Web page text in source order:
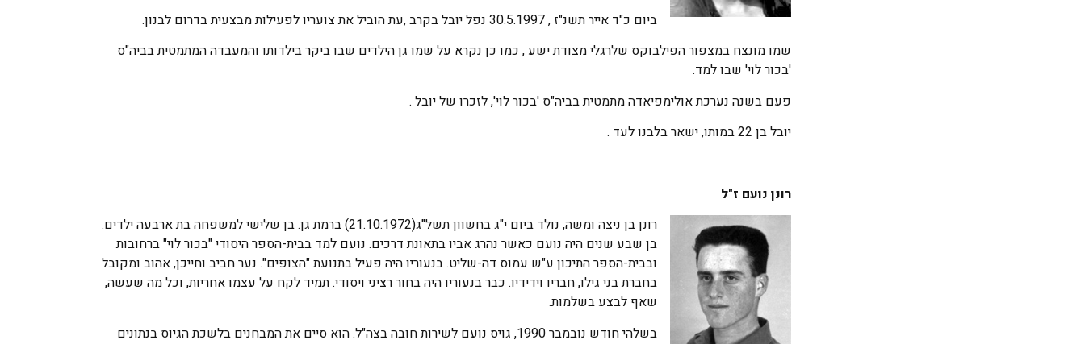
ביום כ"ד אייר תשנ"ז , 30.5.1997 נפל יובל בקרב ,עת הוביל את צועריו לפעילות מבצעית בדרום לבנון.
שמו מונצח במצפור הפילבוקס שלרגלי מצודת ישע , כמו כן נקרא על שמו גן הילדים שבו ביקר בילדותו והמעבדה המתמטית בביה"ס
'בכור לוי' שבו למד.
פעם בשנה נערכת אולימפיאדה מתמטית בביה"ס 'בכור לוי', לזכרו של יובל .
יובל בן 22 במותו, ישאר בלבנו לעד .
רונן נועם ז"ל
רונן בן ניצה ומשה, נולד ביום י"ג בחשוון תשל"ג(21.10.1972) ברמת גן. בן שלישי למשפחה בת ארבעה ילדים.
בן שבע שנים היה נועם כאשר נהרג אביו בתאונת דרכים. נועם למד בבית-הספר היסודי "בכור לוי" ברחובות
ובבית-הספר התיכון ע"ש עמוס דה-שליט. בנעוריו היה פעיל בתנועת "הצופים". נער חביב וחייכן, אהוב ומקובל
בחברת בני גילו, חבריו וידידיו. כבר בנעוריו היה בחור רציני ויסודי. תמיד לקח על עצמו אחריות, וכל מה שעשה,
שאף לבצע בשלמות.
בשלהי חודש נובמבר 1990, גויס נועם לשירות חובה בצה"ל. הוא סיים את המבחנים בלשכת הגיוס בנתונים